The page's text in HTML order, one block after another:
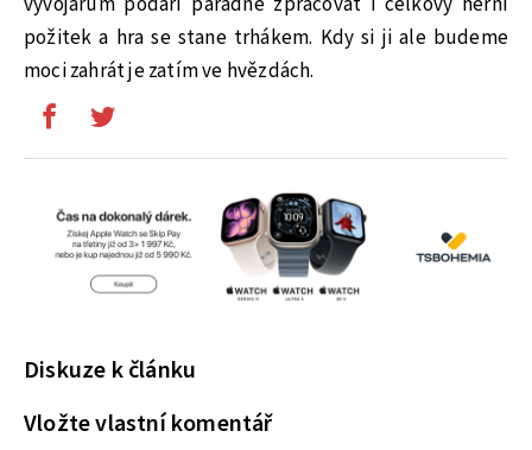
požitek a hra se stane trhákem. Kdy si ji ale budeme
moci zahrát je zatím ve hvězdách.
Diskuze k článku
Vložte vlastní komentář